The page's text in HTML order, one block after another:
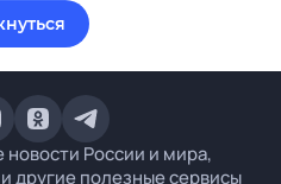
России и мира,
другие полезные сервисы